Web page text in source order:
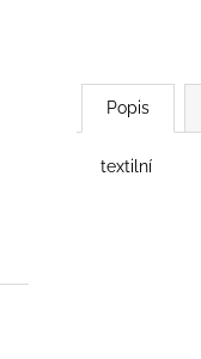
Popis
textilní